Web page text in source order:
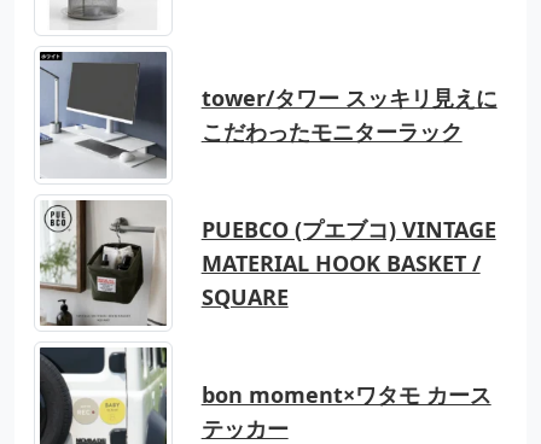
tower/タワー スッキリ見えに
こだわったモニターラック
PUEBCO (プエブコ) VINTAGE
MATERIAL HOOK BASKET /
SQUARE
bon moment×ワタモ カース
テッカー